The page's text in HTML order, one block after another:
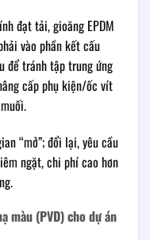
đạt tải, gioăng EPDM
vào phần kết cấu
để tránh tập trung ứng
cấp phụ kiện/ốc vít
“mở”; đổi lại, yêu cầu
ngặt, chi phí cao hơn
màu (PVD) cho dự án